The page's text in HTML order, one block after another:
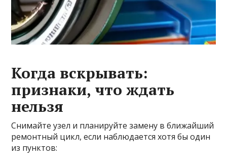
Когда вскрывать:
признаки, что ждать
нельзя
Снимайте узел и планируйте замену в ближайший
ремонтный цикл, если наблюдается хотя бы один
из пунктов: